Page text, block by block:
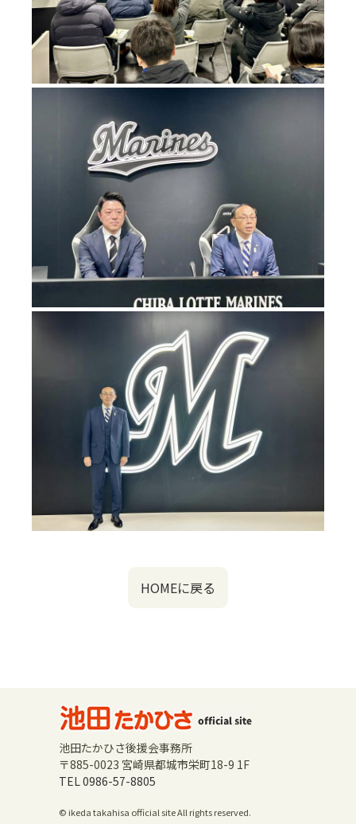
HOMEに戻る
池田たかひさ後援会事務所
〒885-0023 宮崎県都城市栄町18-9 1F
TEL 0986-57-8805
© ikeda takahisa official site All rights reserved.